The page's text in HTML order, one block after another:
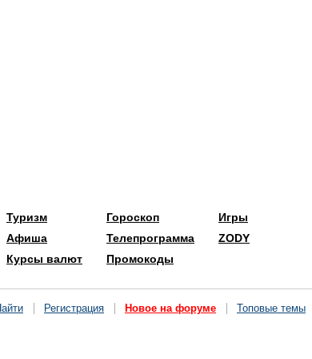
Туризм
Афиша
Курсы валют
Гороскоп
Телепрограмма
Промокоды
Игры
ZODY
Регистрация Новое на форуме Топовые темы